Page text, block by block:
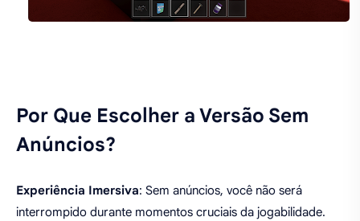
Por Que Escolher a Versão Sem
Anúncios?
Experiência Imersiva: Sem anúncios, você não será
interrompido durante momentos cruciais da jogabilidade.